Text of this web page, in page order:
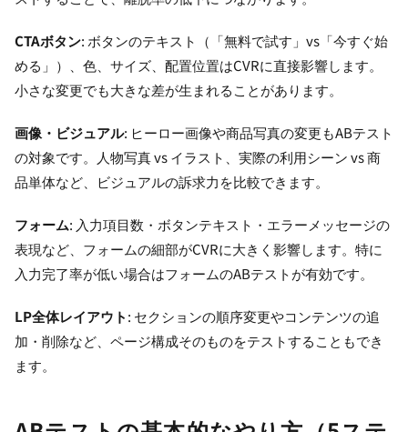
CTAボタン: ボタンのテキスト（「無料で試す」vs「今すぐ始
める」）、色、サイズ、配置位置はCVRに直接影響します。
小さな変更でも大きな差が生まれることがあります。
画像・ビジュアル: ヒーロー画像や商品写真の変更もABテスト
の対象です。人物写真 vs イラスト、実際の利用シーン vs 商
品単体など、ビジュアルの訴求力を比較できます。
フォーム: 入力項目数・ボタンテキスト・エラーメッセージの
表現など、フォームの細部がCVRに大きく影響します。特に
入力完了率が低い場合はフォームのABテストが有効です。
LP全体レイアウト: セクションの順序変更やコンテンツの追
加・削除など、ページ構成そのものをテストすることもでき
ます。